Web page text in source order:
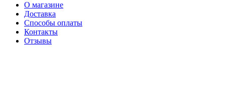
О магазине
Доставка
Способы оплаты
Контакты
Отзывы